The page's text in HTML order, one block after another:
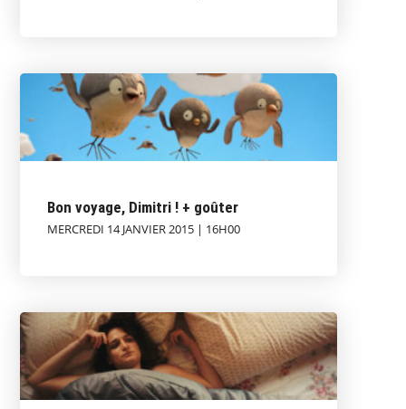
Bon voyage, Dimitri ! + goûter
MERCREDI 14 JANVIER 2015 | 16H00